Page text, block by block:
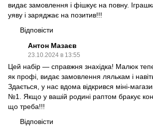
видає замовлення і фішкує на повну.
уяву і заряджає на позитив!!!
Відповісти
Антон Мазаєв
23.10.2024 в 13:55
Цей набір — справжня знахідка! Малюк
як профі, видає замовлення лялькам і
Здається, у нас вдома відкрився міні-
№1. Якщо у вашій родині раптом бракує
що треба!!!
Відповісти